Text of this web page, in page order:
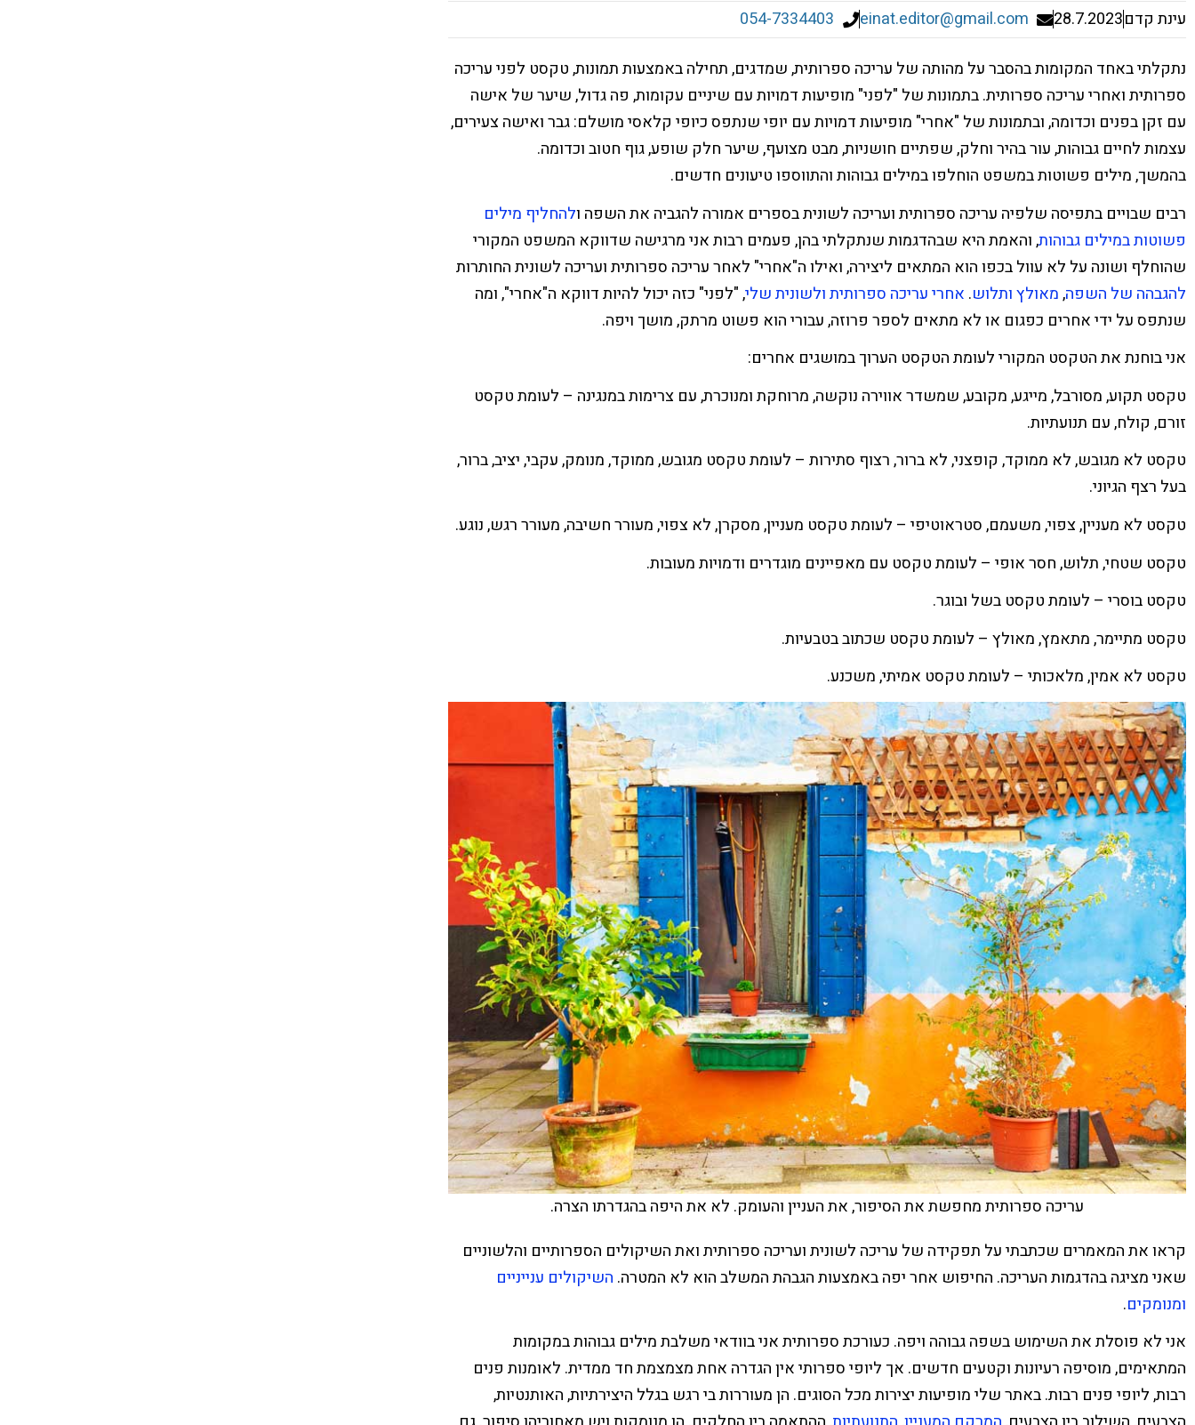
עינת קדם28.7.2023
einat.editor@gmail.com
054-7334403
נתקלתי באחד המקומות בהסבר על מהותה של עריכה ספרותית, שמדגים, תחילה באמצעות תמונות, טקסט לפני עריכה
ספרותית ואחרי עריכה ספרותית. בתמונות של "לפני" מופיעות דמויות עם שיניים עקומות, פה גדול, שיער של אישה
עם זקן בפנים וכדומה, ובתמונות של "אחרי" מופיעות דמויות עם יופי שנתפס כיופי קלאסי מושלם: גבר ואישה צעירים,
עצמות לחיים גבוהות, עור בהיר וחלק, שפתיים חושניות, מבט מצועף, שיער חלק שופע, גוף חטוב וכדומה.
בהמשך,מילים פשוטות במשפט הוחלפו במילים גבוהות והתווספו טיעונים חדשים.
רבים שבויים בתפיסה שלפיה עריכה ספרותית ועריכה לשונית בספרים אמורה להגביה את השפה ולהחליף מילים
פשוטות במילים גבוהות,והאמת היא שבהדגמות שנתקלתי בהן, פעמים רבות אני מרגישה שדווקא המשפט המקורי
שהוחלף ושונה על לא עוול בכפו הוא המתאים ליצירה, ואילו ה"אחרי" לאחר עריכה ספרותית ועריכה לשונית החותרות
להגבהה של השפה,מאולץ ותלוש. אחרי עריכה ספרותית ולשונית שלי, "לפני" כזה יכול להיות דווקא ה"אחרי", ומה
שנתפס על ידי אחרים כפגום או לא מתאים לספר פרוזה, עבורי הוא פשוט מרתק, מושך ויפה.
אני בוחנת את הטקסט המקורי לעומת הטקסט הערוך במושגים אחרים:
טקסט תקוע, מסורבל, מייגע, מקובע, שמשדר אווירה נוקשה, מרוחקת ומנוכרת, עם צרימות במנגינה – לעומת טקסט
זורם, קולח, עם תנועתיות.
טקסט לא מגובש, לא ממוקד, קופצני, לא ברור, רצוף סתירות – לעומת טקסט מגובש, ממוקד, מנומק, עקבי, יציב, ברור,
בעל רצף הגיוני.
טקסט לא מעניין, צפוי, משעמם, סטראוטיפי – לעומת טקסט מעניין, מסקרן, לא צפוי, מעורר חשיבה, מעורר רגש, נוגע.
טקסט שטחי, תלוש, חסר אופי – לעומת טקסט עם מאפיינים מוגדרים ודמויות מעובות.
טקסט בוסרי – לעומת טקסט בשל ובוגר.
טקסט מתיימר, מתאמץ, מאולץ – לעומת טקסט שכתוב בטבעיות.
טקסט לא אמין, מלאכותי – לעומת טקסט אמיתי, משכנע.
עריכה ספרותית מחפשת את הסיפור, את העניין והעומק. לא את היפה בהגדרתו הצרה.
קראו את המאמרים שכתבתי על תפקידה של עריכה לשונית ועריכה ספרותית ואת השיקולים הספרותיים והלשוניים
שאני מציגה בהדגמות העריכה. החיפוש אחר יפה באמצעות הגבהת המשלב הוא לא המטרה. השיקולים ענייניים
ומנומקים.
אני לא פוסלת את השימוש בשפה גבוהה ויפה. כעורכת ספרותית אני בוודאי משלבת מילים גבוהות במקומות
המתאימים, מוסיפה רעיונות וקטעים חדשים. אך ליופי ספרותי אין הגדרה אחת מצמצמת חד ממדית. לאומנות פנים
רבות, ליופי פנים רבות. באתר שלי מופיעות יצירות מכל הסוגים. הן מעוררות בי רגש בגלל היצירתיות, האותנטיות,